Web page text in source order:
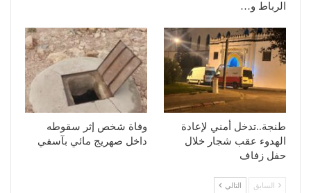
الرباط و…
طنجة..تدخل أمني لإعادة
الهدوء عقب شجار خلال
حفل زفاف
وفاة شخص إثر سقوطه
داخل صهريج مائي بآسفي
السابق التالي